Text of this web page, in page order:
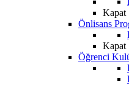
Kapat
Önlisans
Kapat
Öğrenci